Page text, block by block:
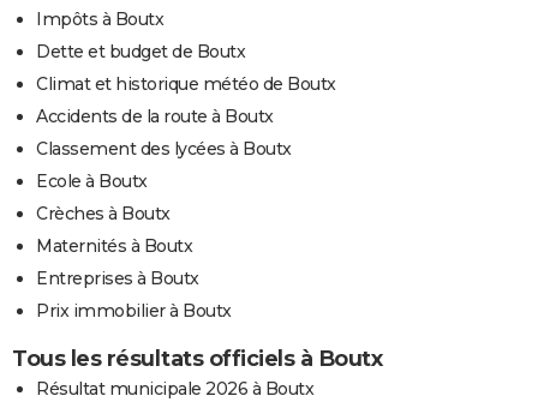
Impôts à Boutx
Dette et budget de Boutx
Climat et historique météo de Boutx
Accidents de la route à Boutx
Classement des lycées à Boutx
Ecole à Boutx
Crèches à Boutx
Maternités à Boutx
Entreprises à Boutx
Prix immobilier à Boutx
Tous les résultats officiels à Boutx
Résultat municipale 2026 à Boutx